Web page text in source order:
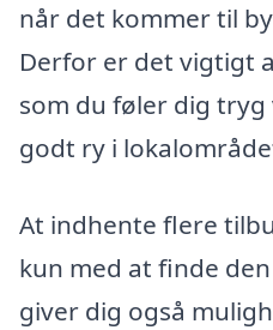
når det kommer til
Derfor er det vigtigt
som du føler dig
godt ry i
At indhente flere
kun med at finde
giver dig også